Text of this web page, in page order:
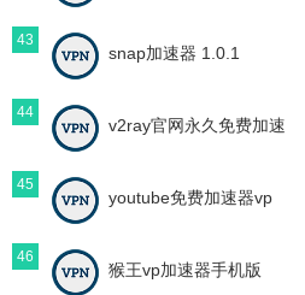
43
snap加速器 1.0.1
44
v2ray官网永久免费加速
45
youtube免费加速器vp
46
猴王vp加速器手机版